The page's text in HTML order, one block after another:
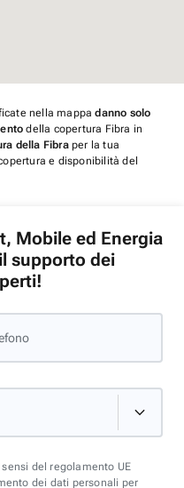
nella mappadanno solo
della copertura Fibra in
della Fibraper la tua
e disponibilità del
Mobile ed Energia
supporto dei
sensi del regolamento UE
dei dati personali per